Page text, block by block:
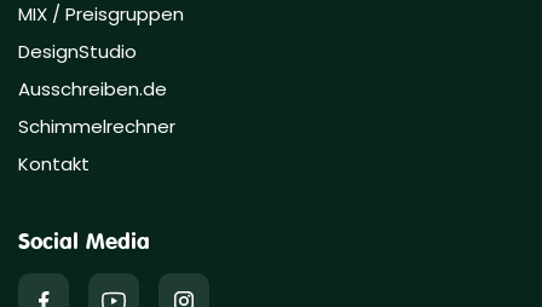
MIX / Preisgruppen
DesignStudio
Ausschreiben.de
Schimmelrechner
Kontakt
Social Media